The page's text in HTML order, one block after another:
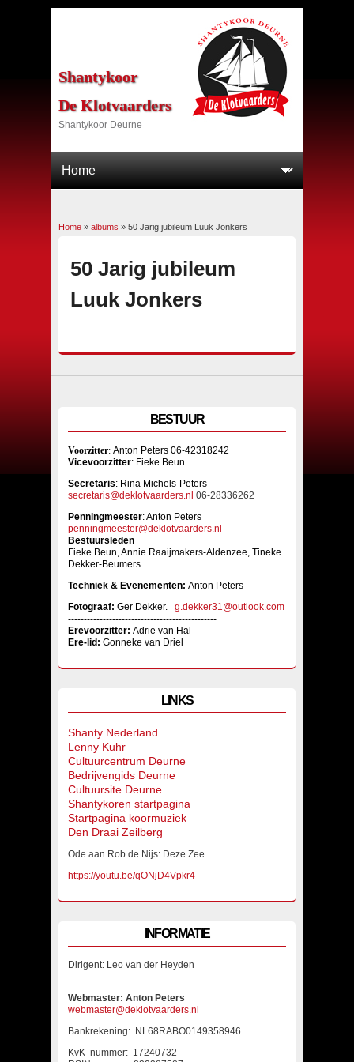
Shantykoor
De Klotvaarders
Shantykoor Deurne
U bent hier
Home » albums » 50 Jarig jubileum Luuk Jonkers
50 Jarig jubileum
Luuk Jonkers
BESTUUR
Voorzitter: Anton Peters 06-42318242
Vicevoorzitter: Fieke Beun
Secretaris: Rina Michels-Peters
secretaris@deklotvaarders.nl 06-28336262
Penningmeester: Anton Peters
penningmeester@deklotvaarders.nl
Bestuursleden
Fieke Beun, Annie Raaijmakers-Aldenzee, Tineke
Dekker-Beumers
Techniek & Evenementen: Anton Peters
Fotograaf: Ger Dekker. g.dekker31@outlook.com
-----------------------------------------------
Erevoorzitter: Adrie van Hal
Ere-lid: Gonneke van Driel
LINKS
Shanty Nederland
Lenny Kuhr
Cultuurcentrum Deurne
Bedrijvengids Deurne
Cultuursite Deurne
Shantykoren startpagina
Startpagina koormuziek
Den Draai Zeilberg
Ode aan Rob de Nijs: Deze Zee
https://youtu.be/qONjD4Vpkr4
INFORMATIE
Dirigent: Leo van der Heyden
---
Webmaster: Anton Peters
webmaster@deklotvaarders.nl
Bankrekening: NL68RABO0149358946
KvK nummer: 17240732